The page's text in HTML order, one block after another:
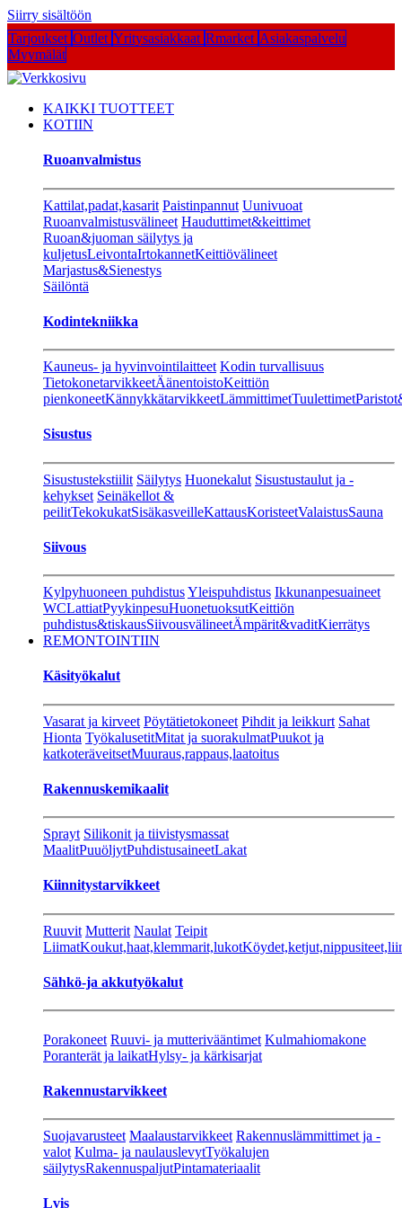
Siirry sisältöön
Tarjoukset Outlet Yritysasiakkaat Rmarket Asiakaspalvelu
Myymälät
KAIKKI TUOTTEET
KOTIIN
Ruoanvalmistus
Kattilat,padat,kasarit Paistinpannut Uunivuoat
Ruoanvalmistusvälineet Hauduttimet&keittimet
Ruoan&juoman säilytys ja
kuljetusLeivontaIrtokannetKeittiövälineet
Marjastus&Sienestys
Säilöntä
Kodintekniikka
Kauneus- ja hyvinvointilaitteet Kodin turvallisuus
TietokonetarvikkeetÄänentoistoKeittiön
pienkoneetKännykkätarvikkeetLämmittimetTuulettimet
Sisustus
Sisustustekstiilit Säilytys Huonekalut Sisustustaulut ja -
kehykset Seinäkellot &
peilitTekokukatSisäkasveilleKattausKoristeetValaistusSauna
Siivous
Kylpyhuoneen puhdistusYleispuhdistus Ikkunanpesuaineet
WCLattiatPyykinpesuHuonetuoksutKeittiön
puhdistus&tiskausSiivousvälineetÄmpärit&vaditKierrätys
REMONTOINTIIN
Käsityökalut
Vasarat ja kirveet Pöytätietokoneet Pihdit ja leikkurt Sahat
Hionta TyökalusetitMitat ja suorakulmatPuukot ja
katkoteräveitsetMuuraus,rappaus,laatoitus
Rakennuskemikaalit
Sprayt Silikonit ja tiivistysmassat
MaalitPuuöljytPuhdistusaineetLakat
Kiinnitystarvikkeet
Ruuvit Mutterit Naulat Teipit
LiimatKoukut,haat,klemmarit,lukot
Sähkö-ja akkutyökalut
Porakoneet Ruuvi- ja mutterivääntimet Kulmahiomakone
Poranterät ja laikatHylsy- ja kärkisarjat
Rakennustarvikkeet
Suojavarusteet Maalaustarvikkeet Rakennuslämmittimet ja -
valot Kulma- ja naulauslevytTyökalujen
säilytysRakennuspaljutPintamateriaalit
Lvis